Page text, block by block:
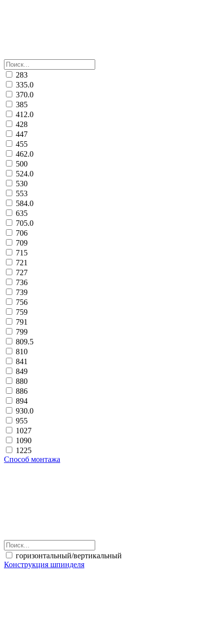
283
335.0
370.0
385
412.0
428
447
455
462.0
500
524.0
530
553
584.0
635
705.0
706
709
715
721
727
736
739
756
759
791
799
809.5
810
841
849
880
886
894
930.0
955
1027
1090
1225
Способ монтажа
горизонтальный/вертикальный
Конструкция шпинделя